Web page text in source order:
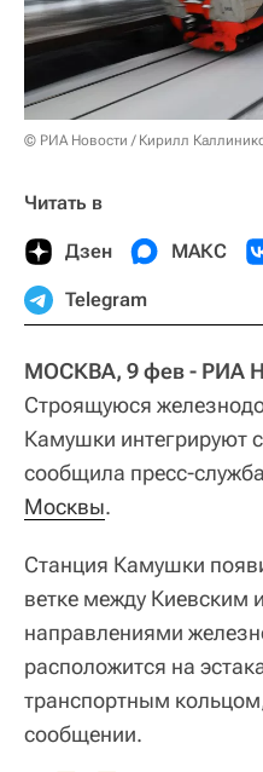
© РИА Новости / Кирилл
Читать в
Дзен МАКС
Telegram
МОСКВА, 9 фев - РИА
Строящуюся
Камушки интегрируют
сообщила пресс-служба
Москвы.
Станция Камушки
ветке между Киевским
направлениями
расположится на
транспортным
сообщении.